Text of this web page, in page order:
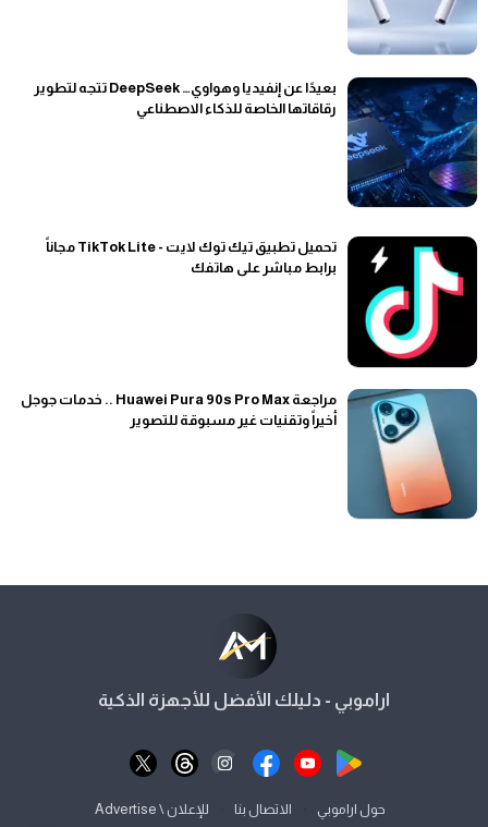
بعيدًا عن إنفيديا وهواوي… DeepSeek تتجه لتطوير
رقاقاتها الخاصة للذكاء الاصطناعي
تحميل تطبيق تيك توك لايت - TikTok Lite مجاناً
برابط مباشر على هاتفك
مراجعة Huawei Pura 90s Pro Max .. خدمات جوجل
أخيراً وتقنيات غير مسبوقة للتصوير
اراموبي - دليلك الأفضل للأجهزة الذكية
حول اراموبي الاتصال بنا للإعلان \ Advertise